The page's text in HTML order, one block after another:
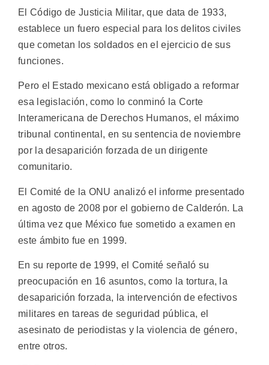
El Código de Justicia Militar, que data de 1933,
establece un fuero especial para los delitos civiles
que cometan los soldados en el ejercicio de sus
funciones.
Pero el Estado mexicano está obligado a reformar
esa legislación, como lo conminó la Corte
Interamericana de Derechos Humanos, el máximo
tribunal continental, en su sentencia de noviembre
por la desaparición forzada de un dirigente
comunitario.
El Comité de la ONU analizó el informe presentado
en agosto de 2008 por el gobierno de Calderón. La
última vez que México fue sometido a examen en
este ámbito fue en 1999.
En su reporte de 1999, el Comité señaló su
preocupación en 16 asuntos, como la tortura, la
desaparición forzada, la intervención de efectivos
militares en tareas de seguridad pública, el
asesinato de periodistas y la violencia de género,
entre otros.